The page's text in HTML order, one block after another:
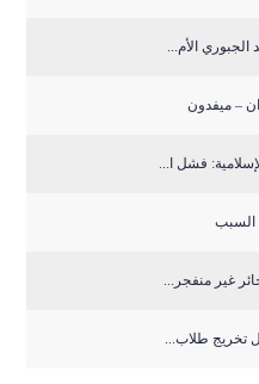
الأم...
– ميفدون
فشل ا...
السبب
تخريج طلاب...